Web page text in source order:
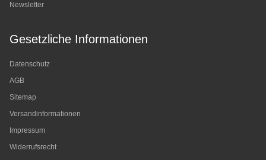
Newsletter
Gesetzliche Informationen
Datenschutz
AGB
Sitemap
Versandinformationen
Impressum
Widerrufsrecht